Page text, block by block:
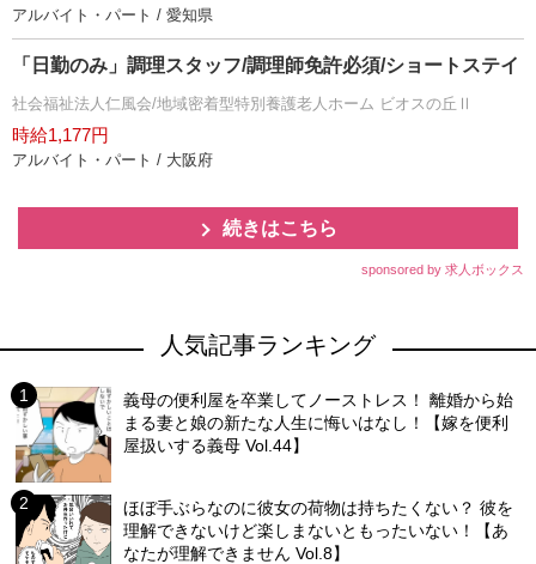
アルバイト・パート / 愛知県
「日勤のみ」調理スタッフ/調理師免許必須/ショートステイ
社会福祉法人仁風会/地域密着型特別養護老人ホーム ビオスの丘Ⅱ
時給1,177円
アルバイト・パート / 大阪府
続きはこちら
sponsored by 求人ボックス
人気記事ランキング
義母の便利屋を卒業してノーストレス！ 離婚から始
まる妻と娘の新たな人生に悔いはなし！【嫁を便利
屋扱いする義母 Vol.44】
ほぼ手ぶらなのに彼女の荷物は持ちたくない？ 彼を
理解できないけど楽しまないともったいない！【あ
なたが理解できません Vol.8】